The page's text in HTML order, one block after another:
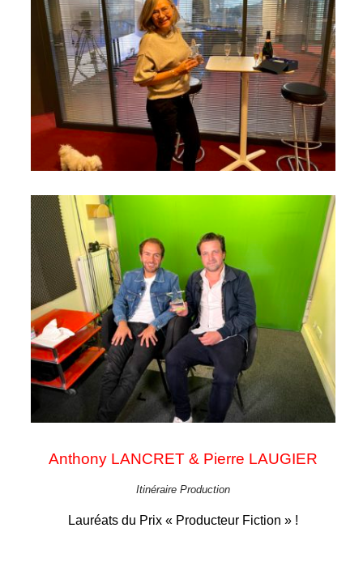
Anthony LANCRET & Pierre LAUGIER
Itinéraire Production
Lauréats du Prix « Producteur Fiction » !